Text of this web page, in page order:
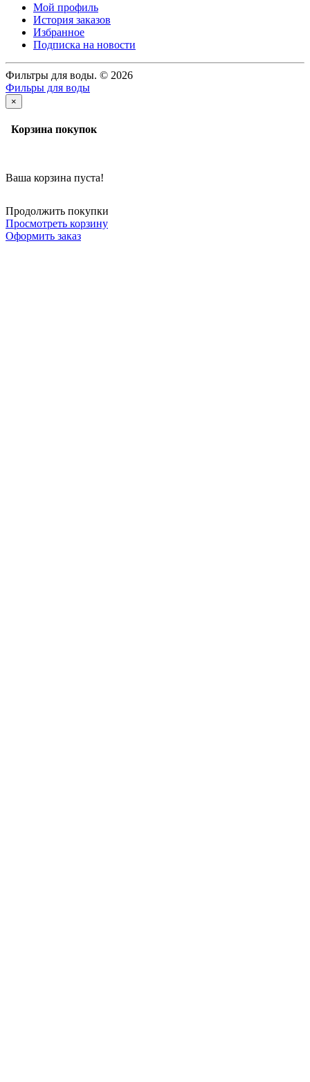
Мой профиль
История заказов
Избранное
Подписка на новости
Фильтры для воды. © 2026
Фильры для воды
×
Корзина покупок
Ваша корзина пуста!
Продолжить покупки
Просмотреть корзину
Оформить заказ